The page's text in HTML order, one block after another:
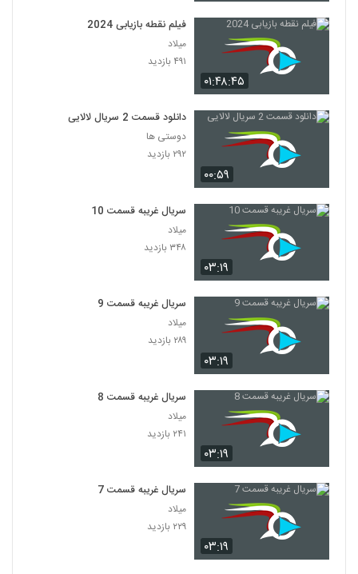
۰۱:۴۸:۴۵
فیلم نقطه بازیابی 2024
میلاد
۴۹۱ بازدید
۰۰:۵۹
دانلود قسمت 2 سریال لالایی
دوستی ها
۲۹۲ بازدید
۰۳:۱۹
سریال غریبه قسمت 10
میلاد
۳۴۸ بازدید
۰۳:۱۹
سریال غریبه قسمت 9
میلاد
۲۸۹ بازدید
۰۳:۱۹
سریال غریبه قسمت 8
میلاد
۲۴۱ بازدید
۰۳:۱۹
سریال غریبه قسمت 7
میلاد
۲۲۹ بازدید